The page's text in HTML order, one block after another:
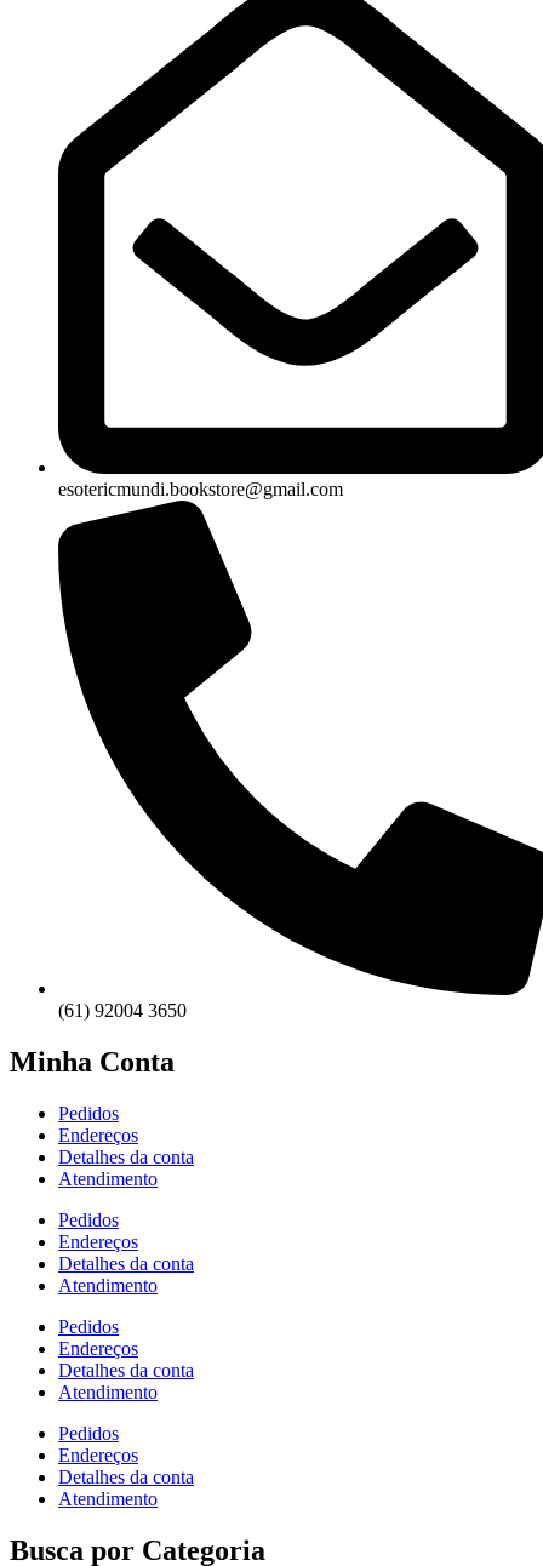
esotericmundi.bookstore@gmail.com
(61) 92004 3650
Minha Conta
Pedidos
Endereços
Detalhes da conta
Atendimento
Pedidos
Endereços
Detalhes da conta
Atendimento
Pedidos
Endereços
Detalhes da conta
Atendimento
Pedidos
Endereços
Detalhes da conta
Atendimento
Busca por Categoria